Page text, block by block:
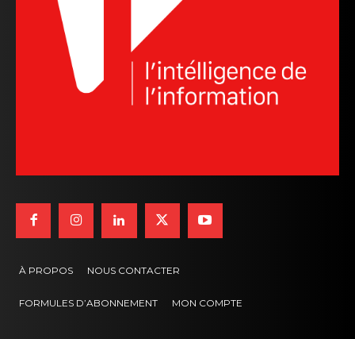
À PROPOS NOUS CONTACTER
FORMULES D’ABONNEMENT MON COMPTE